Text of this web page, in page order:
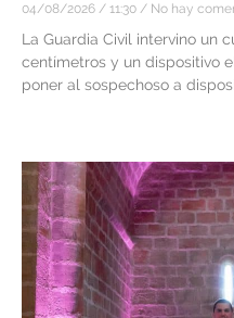
04/08/2026 11:30 No hay
La Guardia Civil intervino un
centímetros y un dispositivo
poner al sospechoso a